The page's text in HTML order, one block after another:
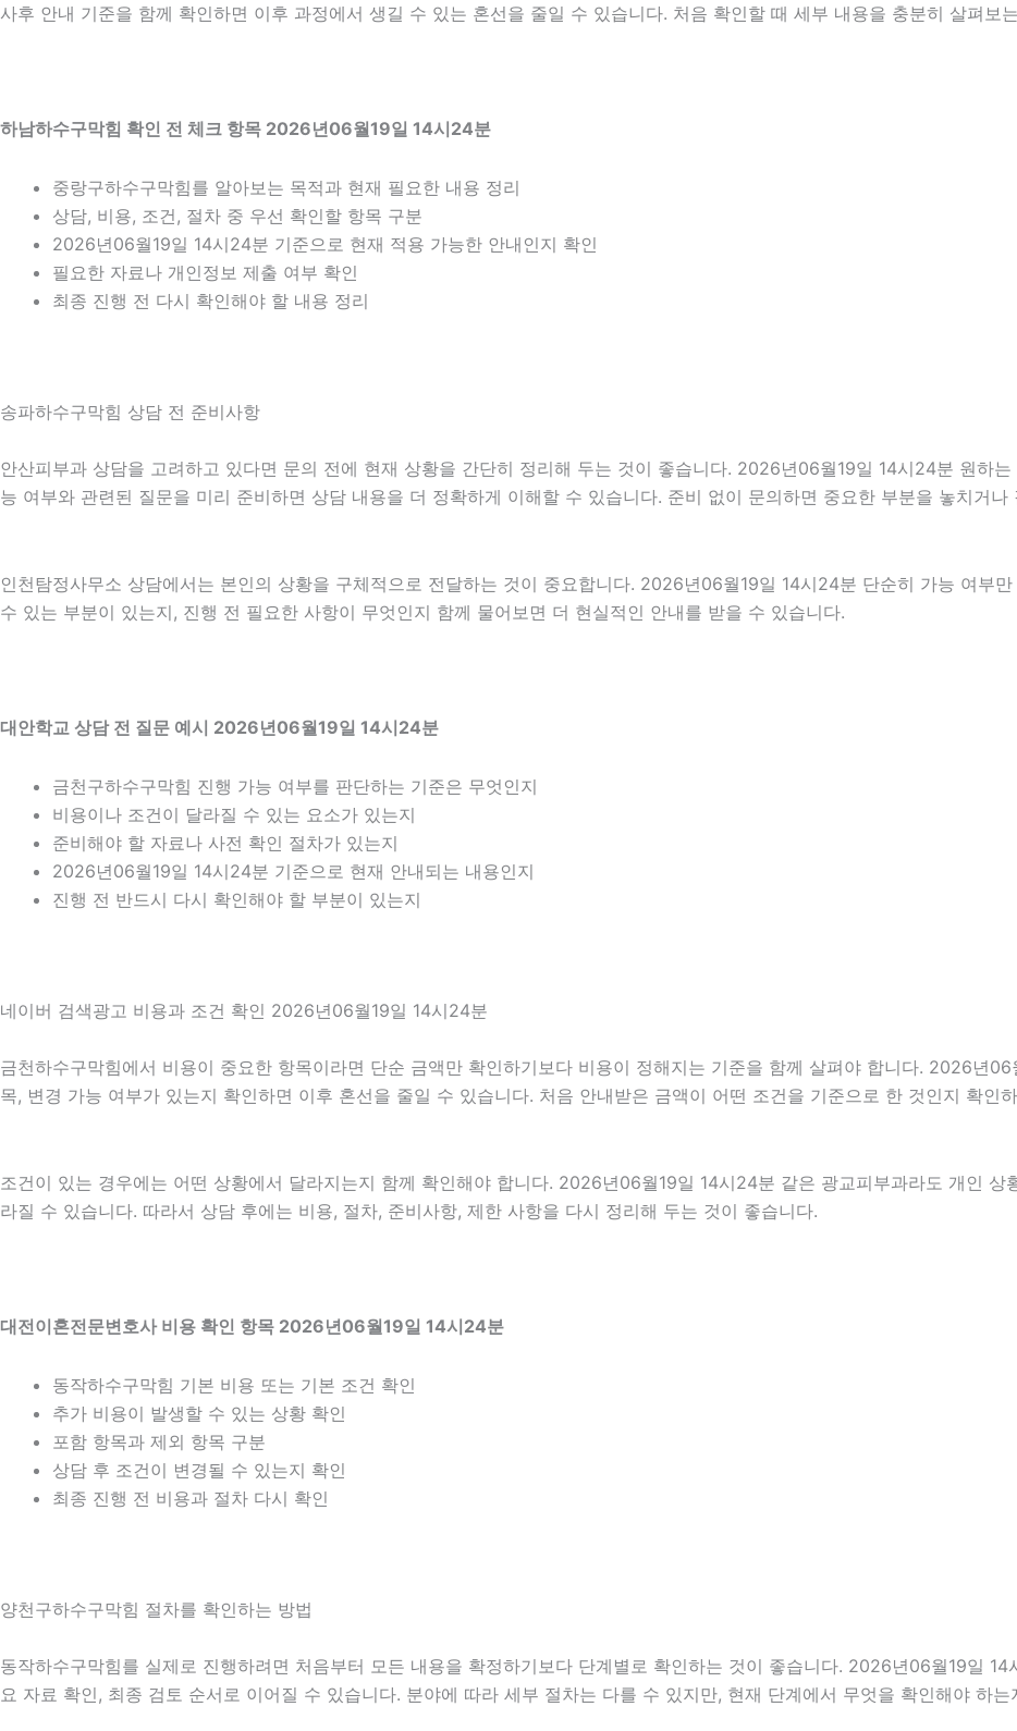
사후 안내 기준을 함께 확인하면 이후 과정에서 생길 수 있는 혼선을 줄일 수 있습니다. 처음 확인할 때 세부 내용을 충분히 살펴보
하남하수구막힘 확인 전 체크 항목 2026년06월19일 14시24분
중랑구하수구막힘를 알아보는 목적과 현재 필요한 내용 정리
상담, 비용, 조건, 절차 중 우선 확인할 항목 구분
2026년06월19일 14시24분 기준으로 현재 적용 가능한 안내인지 확인
필요한 자료나 개인정보 제출 여부 확인
최종 진행 전 다시 확인해야 할 내용 정리
송파하수구막힘 상담 전 준비사항
안산피부과 상담을 고려하고 있다면 문의 전에 현재 상황을 간단히 정리해 두는 것이 좋습니다. 2026년06월19일 14시24분 원하
능 여부와 관련된 질문을 미리 준비하면 상담 내용을 더 정확하게 이해할 수 있습니다. 준비 없이 문의하면 중요한 부분을 놓치거
인천탐정사무소 상담에서는 본인의 상황을 구체적으로 전달하는 것이 중요합니다. 2026년06월19일 14시24분 단순히 가능 여부
수 있는 부분이 있는지, 진행 전 필요한 사항이 무엇인지 함께 물어보면 더 현실적인 안내를 받을 수 있습니다.
대안학교 상담 전 질문 예시 2026년06월19일 14시24분
금천구하수구막힘 진행 가능 여부를 판단하는 기준은 무엇인지
비용이나 조건이 달라질 수 있는 요소가 있는지
준비해야 할 자료나 사전 확인 절차가 있는지
2026년06월19일 14시24분 기준으로 현재 안내되는 내용인지
진행 전 반드시 다시 확인해야 할 부분이 있는지
네이버 검색광고 비용과 조건 확인 2026년06월19일 14시24분
금천하수구막힘에서 비용이 중요한 항목이라면 단순 금액만 확인하기보다 비용이 정해지는 기준을 함께 살펴야 합니다. 2026년
목, 변경 가능 여부가 있는지 확인하면 이후 혼선을 줄일 수 있습니다. 처음 안내받은 금액이 어떤 조건을 기준으로 한 것인지 확인
조건이 있는 경우에는 어떤 상황에서 달라지는지 함께 확인해야 합니다. 2026년06월19일 14시24분 같은 광교피부과라도 개인
라질 수 있습니다. 따라서 상담 후에는 비용, 절차, 준비사항, 제한 사항을 다시 정리해 두는 것이 좋습니다.
대전이혼전문변호사 비용 확인 항목 2026년06월19일 14시24분
동작하수구막힘 기본 비용 또는 기본 조건 확인
추가 비용이 발생할 수 있는 상황 확인
포함 항목과 제외 항목 구분
상담 후 조건이 변경될 수 있는지 확인
최종 진행 전 비용과 절차 다시 확인
양천구하수구막힘 절차를 확인하는 방법
동작하수구막힘를 실제로 진행하려면 처음부터 모든 내용을 확정하기보다 단계별로 확인하는 것이 좋습니다. 2026년06월19일
요 자료 확인, 최종 검토 순서로 이어질 수 있습니다. 분야에 따라 세부 절차는 다를 수 있지만, 현재 단계에서 무엇을 확인해야 하